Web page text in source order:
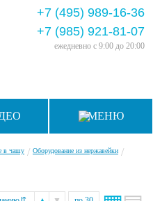
+7 (495) 989-16-36
+7 (985) 921-81-07
ежедневно с 9:00 до 20:00
МЕНЮ
в чашу / Оборудование из нержавейки /